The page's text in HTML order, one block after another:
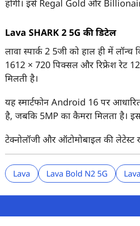
होगी। इसे Regal Gold और
Lava SHARK 2 5G की डिटेल
लावा स्पार्क 2 5जी को हाल ही में
1612 × 720 पिक्सल और रिफ्रेश रेट
मिलती है।
यह स्मार्टफोन Android 16 पर
है, जबकि 5MP का कैमरा मिलता है।
टेक्नोलॉजी और ऑटोमोबाइल की
Lava Lava Bold N2 5G